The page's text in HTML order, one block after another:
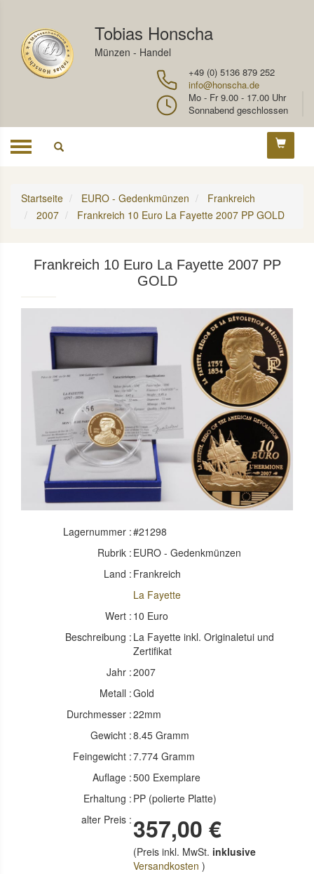
Tobias Honscha
Münzen - Handel
+49 (0) 5136 879 252
info@honscha.de
Mo - Fr 9.00 - 17.00 Uhr
Sonnabend geschlossen
Toggle
Startseite EURO - Gedenkmünzen
Frankreich
2007
Frankreich 10 Euro La Fayette 2007 PP GOLD
Frankreich 10 Euro La Fayette 2007 PP
GOLD
Lagernummer :#21298
Rubrik : EURO - Gedenkmünzen
Land : Frankreich
La Fayette
Wert : 10 Euro
Beschreibung : La Fayette inkl. Originaletui und
Zertifikat
Jahr :2007
Metall :Gold
Durchmesser :22mm
Gewicht :8.45 Gramm
Feingewicht :7.774 Gramm
Auflage :500 Exemplare
Erhaltung : PP (polierte Platte)
alter Preis : 357,00 €
(Preis inkl. MwSt. inklusive
Versandkosten )